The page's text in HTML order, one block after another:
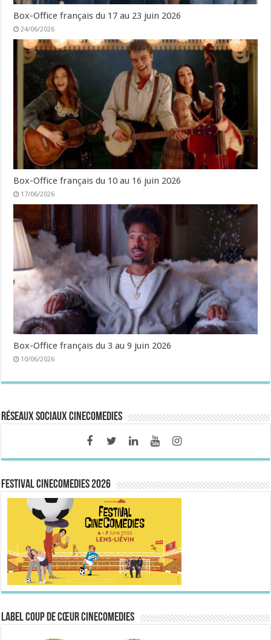
Box-Office français du 17 au 23 juin 2026
24/06/2026
Box-Office français du 10 au 16 juin 2026
17/06/2026
Box-Office français du 3 au 9 juin 2026
10/06/2026
Réseaux sociaux CineComedies
FESTIVAL CINECOMEDIES 2026
Label Coup de Cœur CineComedies